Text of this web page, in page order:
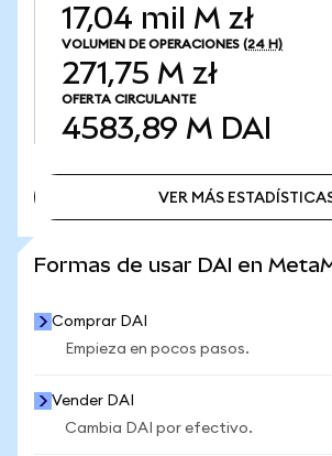
17,04 mil M zł
VOLUMEN DE OPERACIONES (24 H)
271,75 M zł
OFERTA CIRCULANTE
4583,89 M DAI
VER MÁS
Formas de usar DAI en
Comprar DAI
Empieza en pocos pasos.
Vender DAI
Cambia DAI por efectivo.